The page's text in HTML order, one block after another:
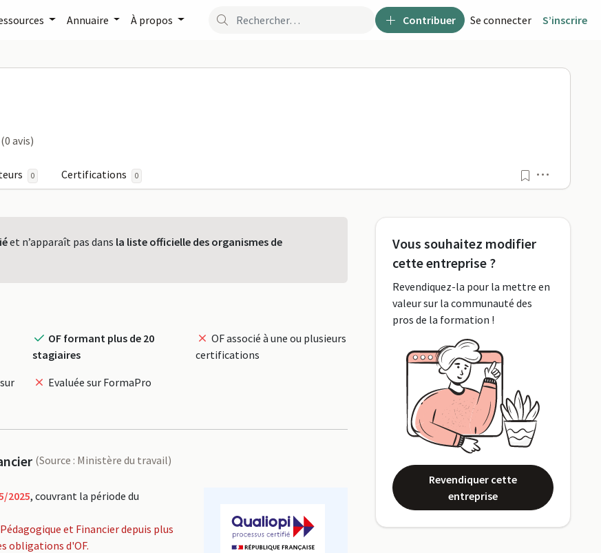
Contribuer Se connecter S’inscrire
Annuaire À propos
FormaPro
(0 avis)
0 Certifications 0
et n’apparaît pas dans la liste officielle des organismes de
OF formant plus de 20
stagiaires
OF associé à une ou plusieurs
certifications
Evaluée sur FormaPro
(Source : Ministère du travail)
2025, couvrant la période du
et Financier depuis plus
obligations d'OF.
Vous souhaitez modifier
cette entreprise ?
Revendiquez-la pour la mettre en
valeur sur la communauté des
pros de la formation !
Revendiquer cette
entreprise